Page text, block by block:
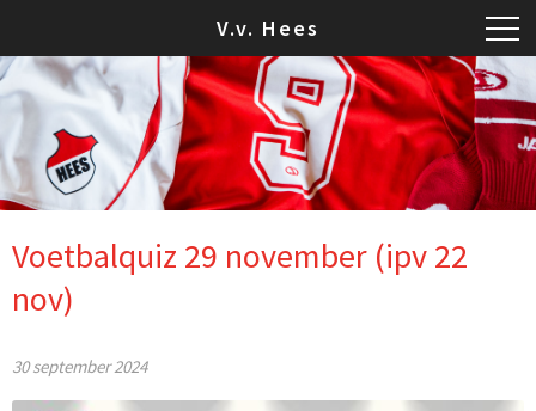
V.v. Hees
Voetbalquiz 29 november (ipv 22
nov)
30 september 2024